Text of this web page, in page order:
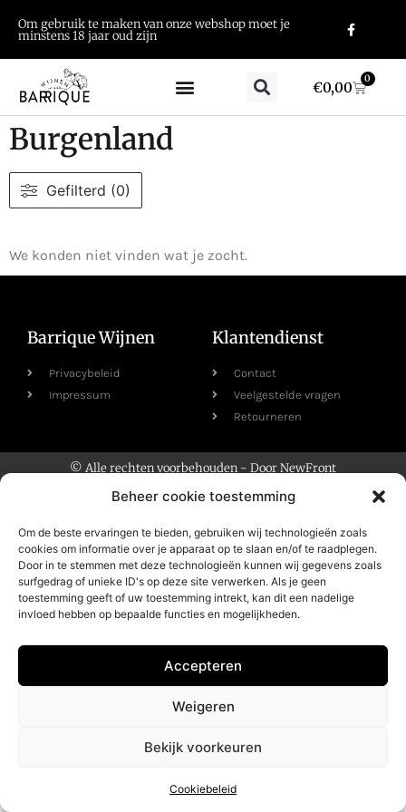
Beheer cookie toestemming
Om de beste ervaringen te bieden, gebruiken wij technologieën zoals
cookies om informatie over je apparaat op te slaan en/of te raadplegen.
Door in te stemmen met deze technologieën kunnen wij gegevens zoals
surfgedrag of unieke ID's op deze site verwerken. Als je geen
toestemming geeft of uw toestemming intrekt, kan dit een nadelige
invloed hebben op bepaalde functies en mogelijkheden.
Accepteren
Weigeren
Bekijk voorkeuren
Cookiebeleid
Om gebruik te maken van onze webshop moet je
minstens 18 jaar oud zijn
€0,00
0
Burgenland
Gefilterd (0)
We konden niet vinden wat je zocht.
Barrique Wijnen
Privacybeleid
Impressum
Klantendienst
Contact
Veelgestelde vragen
Retourneren
© Alle rechten voorbehouden - DoorNewFront